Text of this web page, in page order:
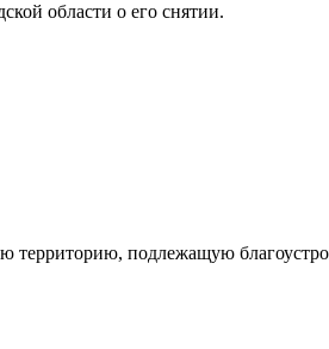
области о его снятии.
территорию, подлежащую